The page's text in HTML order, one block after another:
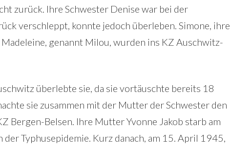
zurück. Ihre Schwester Denise war bei der
verschleppt, konnte jedoch überleben. Simone, ihre
genannt Milou, wurden ins KZ Auschwitz-
überlebte sie, da sie vortäuschte bereits 18
sie zusammen mit der Mutter der Schwester den
Bergen-Belsen. Ihre Mutter Yvonne Jakob starb am
Typhusepidemie. Kurz danach, am 15. April 1945,